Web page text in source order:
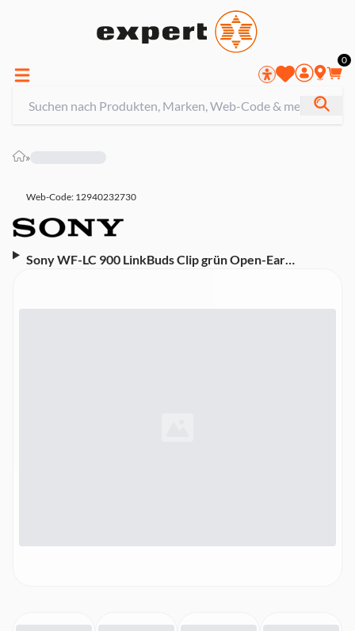
0
»
Web-Code: 12940232730
Sony WF-LC 900 LinkBuds Clip grün Open-Ear